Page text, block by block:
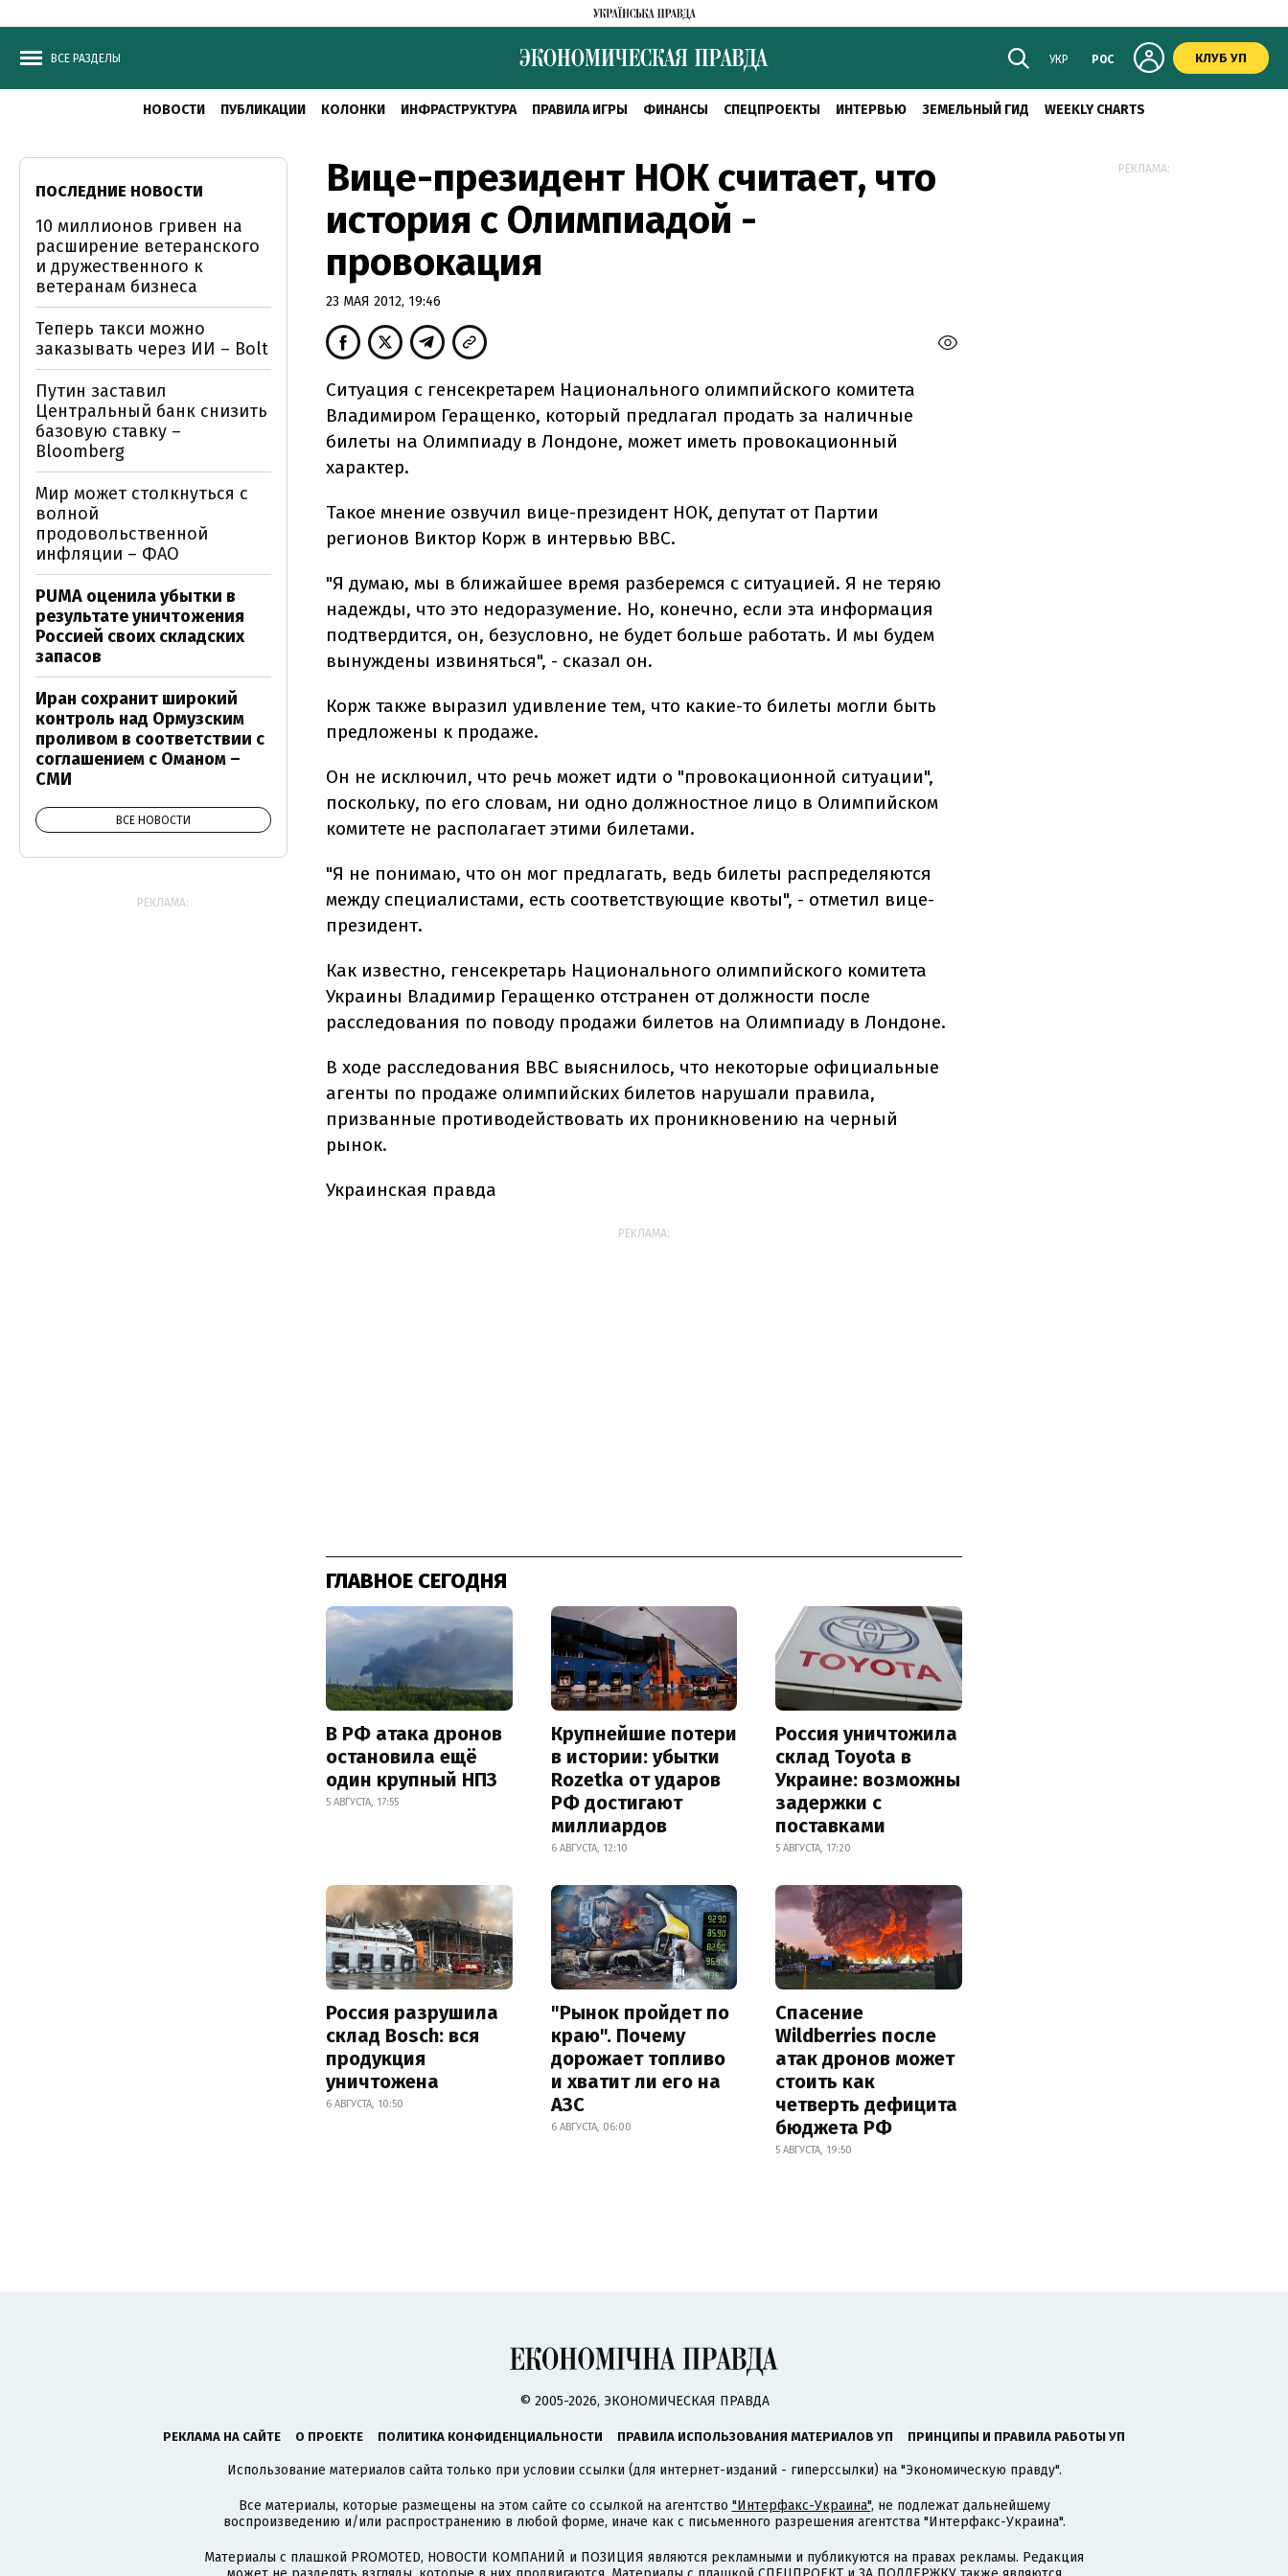
ВСЕ РАЗДЕЛЫ УКР РОС КЛУБ УП
НОВОСТИ ПУБЛИКАЦИИ КОЛОНКИ ИНФРАСТРУКТУРА ПРАВИЛА ИГРЫ ФИНАНСЫ СПЕЦПРОЕКТЫ ИНТЕРВЬЮ ЗЕМЕЛЬНЫЙ ГИД WEEKLY CHARTS
Вице-президент НОК считает, что
история с Олимпиадой -
провокация
23 МАЯ 2012, 19:46
Ситуация с генсекретарем Национального олимпийского комитета
Владимиром Геращенко, который предлагал продать за наличные
билеты на Олимпиаду в Лондоне, может иметь провокационный
характер.
Такое мнение озвучил вице-президент НОК, депутат от Партии
регионов Виктор Корж в интервью ВВС.
"Я думаю, мы в ближайшее время разберемся с ситуацией. Я не теряю
надежды, что это недоразумение. Но, конечно, если эта информация
подтвердится, он, безусловно, не будет больше работать. И мы будем
вынуждены извиняться", - сказал он.
Корж также выразил удивление тем, что какие-то билеты могли быть
предложены к продаже.
Он не исключил, что речь может идти о "провокационной ситуации",
поскольку, по его словам, ни одно должностное лицо в Олимпийском
комитете не располагает этими билетами.
"Я не понимаю, что он мог предлагать, ведь билеты распределяются
между специалистами, есть соответствующие квоты", - отметил вице-
президент.
Как известно, генсекретарь Национального олимпийского комитета
Украины Владимир Геращенко отстранен от должности после
расследования по поводу продажи билетов на Олимпиаду в Лондоне.
В ходе расследования ВВС выяснилось, что некоторые официальные
агенты по продаже олимпийских билетов нарушали правила,
призванные противодействовать их проникновению на черный
рынок.
Украинская правда
РЕКЛАМА:
ГЛАВНОЕ СЕГОДНЯ
В РФ атака дронов
остановила ещё
один крупный НПЗ
5 АВГУСТА, 17:55
Крупнейшие потери
в истории: убытки
Rozetka от ударов
РФ достигают
миллиардов
6 АВГУСТА, 12:10
Россия уничтожила
склад Toyota в
Украине: возможны
задержки с
поставками
5 АВГУСТА, 17:20
Россия разрушила
склад Bosch: вся
продукция
уничтожена
6 АВГУСТА, 10:50
"Рынок пройдет по
краю". Почему
дорожает топливо
и хватит ли его на
АЗС
6 АВГУСТА, 06:00
Спасение
Wildberries после
атак дронов может
стоить как
четверть дефицита
бюджета РФ
5 АВГУСТА, 19:50
ПОСЛЕДНИЕ НОВОСТИ
10 миллионов гривен на
расширение ветеранского
и дружественного к
ветеранам бизнеса
Теперь такси можно
заказывать через ИИ – Bolt
Путин заставил
Центральный банк снизить
базовую ставку –
Bloomberg
Мир может столкнуться с
волной
продовольственной
инфляции – ФАО
PUMA оценила убытки в
результате уничтожения
Россией своих складских
запасов
Иран сохранит широкий
контроль над Ормузским
проливом в соответствии с
соглашением с Оманом –
СМИ
ВСЕ НОВОСТИ
РЕКЛАМА:
РЕКЛАМА:
© 2005-2026, ЭКОНОМИЧЕСКАЯ ПРАВДА
РЕКЛАМА НА САЙТЕ О ПРОЕКТЕ ПОЛИТИКА КОНФИДЕНЦИАЛЬНОСТИ ПРАВИЛА ИСПОЛЬЗОВАНИЯ МАТЕРИАЛОВ УП ПРИНЦИПЫ И ПРАВИЛА РАБОТЫ УП
Использование материалов сайта только при условии ссылки (для интернет-изданий - гиперссылки) на "Экономическую правду".
Все материалы, которые размещены на этом сайте со ссылкой на агентство "Интерфакс-Украина", не подлежат дальнейшему
воспроизведению и/или распространению в любой форме, иначе как с письменного разрешения агентства "Интерфакс-Украина".
Материалы с плашкой PROMOTED, НОВОСТИ КОМПАНИЙ и ПОЗИЦИЯ являются рекламными и публикуются на правах рекламы. Редакция